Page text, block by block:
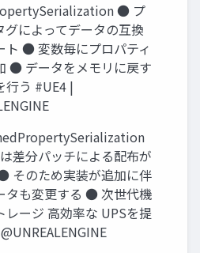
● プ
グによってデータの互換
ト ● 変数毎にプロパティ
● データをメモリに戻す
行う #UE4 |
差分パッチによる配布が
そのため実装が追加に伴
タも変更する ● 次世代機
レージ 高効率な UPSを提